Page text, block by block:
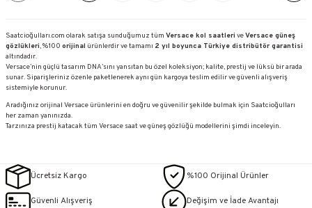
Saatcioğulları.com olarak satışa sunduğumuz tüm Versace kol saatleri veVersace güneş
gözlükleri, %100 orijinal ürünlerdir ve tamamı 2 yıl boyunca Türkiye distribütör garantisi
altındadır.
Versace’nin güçlü tasarım DNA’sını yansıtan bu özel koleksiyon; kalite, prestij ve lüksü bir arada
sunar. Siparişleriniz özenle paketlenerek aynı gün kargoya teslim edilir ve güvenli alışveriş
sistemiyle korunur.
Aradığınız orijinal Versace ürünlerini en doğru ve güvenilir şekilde bulmak için Saatcioğulları
her zaman yanınızda.
Tarzınıza prestij katacak tüm Versace saat ve güneş gözlüğü modellerini şimdi inceleyin.
Ücretsiz Kargo %100 Orijinal Ürünler
Güvenli Alışveriş Değişim ve İade Avantajı